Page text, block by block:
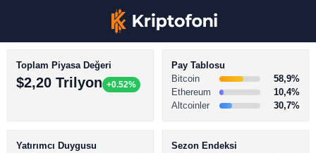
BİTCOİN HABERLERİ
Toplam Piyasa Değeri
$2,20 Trilyon +0.52%
Pay Tablosu
Bitcoin
58,9%
Ethereum
10,4%
Altcoinler
30,7%
Yatırımcı Duygusu
Sezon Endeksi